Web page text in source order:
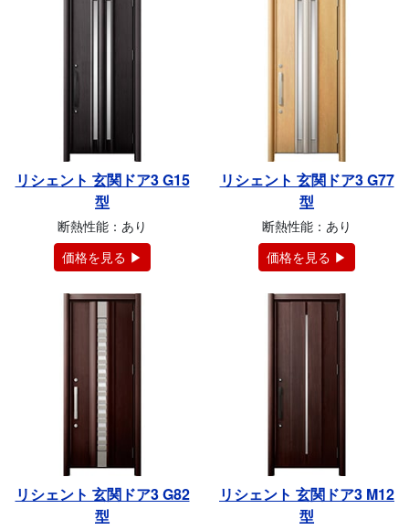
リシェント 玄関ドア3 G15
型
断熱性能：あり
価格を見る ▶
リシェント 玄関ドア3 G77
型
断熱性能：あり
価格を見る ▶
リシェント 玄関ドア3 G82
型
リシェント 玄関ドア3 M12
型